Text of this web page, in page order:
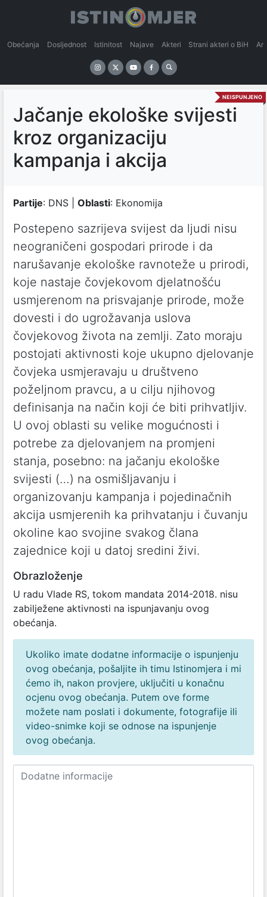
Obećanja Dosljednost Istinitost Najave Akteri Strani akteri o BiH
NEISPUNJENO
Jačanje ekološke svijesti
kroz organizaciju
kampanja i akcija
Partije: DNS | Oblasti: Ekonomija
Postepeno sazrijeva svijest da ljudi nisu
neograničeni gospodari prirode i da
narušavanje ekološke ravnoteže u prirodi,
koje nastaje čovjekovom djelatnošću
usmjerenom na prisvajanje prirode, može
dovesti i do ugrožavanja uslova
čovjekovog života na zemlji. Zato moraju
postojati aktivnosti koje ukupno djelovanje
čovjeka usmjeravaju u društveno
poželjnom pravcu, a u cilju njihovog
definisanja na način koji će biti prihvatljiv.
U ovoj oblasti su velike mogućnosti i
potrebe za djelovanjem na promjeni
stanja, posebno: na jačanju ekološke
svijesti (…) na osmišljavanju i
organizovanju kampanja i pojedinačnih
akcija usmjerenih ka prihvatanju i čuvanju
okoline kao svojine svakog člana
zajednice koji u datoj sredini živi.
Obrazloženje
U radu Vlade RS, tokom mandata 2014-2018. nisu
zabilježene aktivnosti na ispunjavanju ovog
obećanja.
Ukoliko imate dodatne informacije o ispunjenju
ovog obećanja, pošaljite ih timu Istinomjera i mi
ćemo ih, nakon provjere, uključiti u konačnu
ocjenu ovog obećanja. Putem ove forme
možete nam poslati i dokumente, fotografije ili
video-snimke koji se odnose na ispunjenje
ovog obećanja.